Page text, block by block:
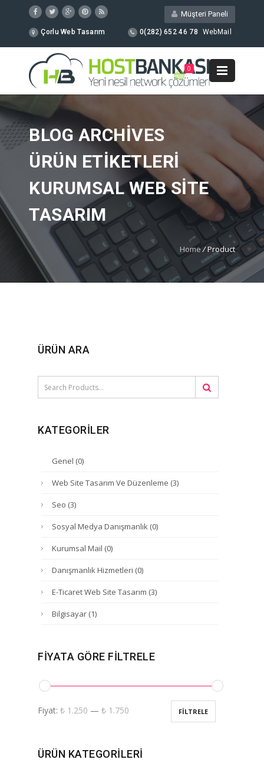
Müşteri Paneli
Çorlu Web Tasarım 0(282) 652 46 78 WebMail
0
BLOG ARCHIVES
ÜRÜN ETIKETLERI
KURUMSAL WEB SITE
TASARIM
Home /Product
ÜRÜN ARA
KATEGORILER
Genel (0)
Web Site Tasarım Ve Düzenleme (3)
Seo (3)
Sosyal Medya Danışmanlık (0)
Kurumsal Mail (0)
Danışmanlık Hizmetleri (0)
E-Ticaret Web Site Tasarım (3)
Bilgisayar (1)
FIYATA GÖRE FILTRELE
FILTRELE
Fiyat: ₺ 1.250 — ₺ 1.750
ÜRÜN KATEGORILERI